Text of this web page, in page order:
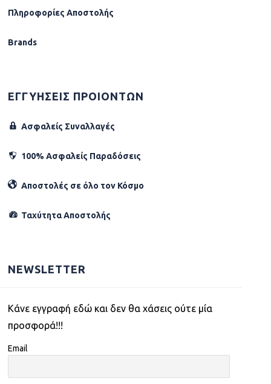
Πληροφορίες Αποστολής
Brands
ΕΓΓΥΗΣΕΙΣ ΠΡΟΙΟΝΤΩΝ
Ασφαλείς Συναλλαγές
100% Ασφαλείς Παραδόσεις
Αποστολές σε όλο τον Κόσµο
Ταχύτητα Αποστολής
NEWSLETTER
Kάνε εγγραφή εδώ και δεν θα χάσεις ούτε μία
προσφορά!!!
Email